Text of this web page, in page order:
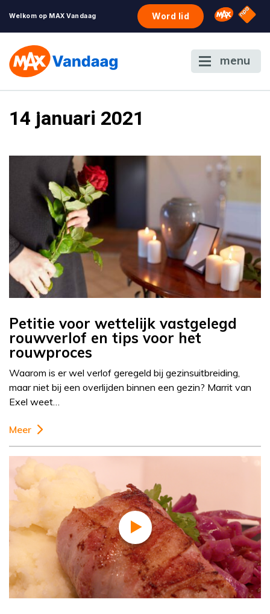
Welkom op MAX Vandaag Word lid Omroep
NPO
menu
14 januari 2021
Petitie voor wettelijk vastgelegd
rouwverlof en tips voor het
rouwproces
Waarom is er wel verlof geregeld bij gezinsuitbreiding,
maar niet bij een overlijden binnen een gezin? Marrit van
Exel weet…
Meer